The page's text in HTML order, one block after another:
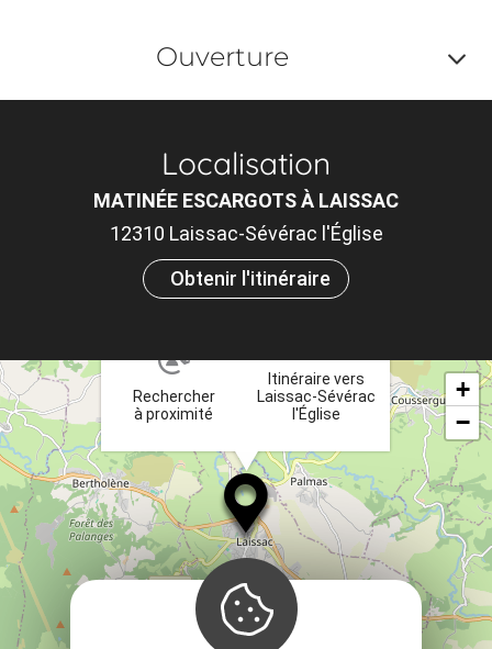
Ouverture
Localisation
MATINÉE ESCARGOTS À LAISSAC
12310 Laissac-Sévérac l'Église
Obtenir l'itinéraire
Rechercher
à proximité
Itinéraire vers
Laissac-Sévérac
l'Église
+
−